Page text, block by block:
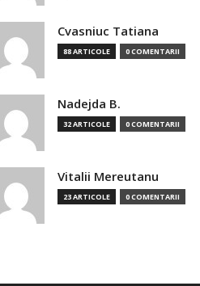
Cvasniuc Tatiana
88 ARTICOLE 0 COMENTARII
Nadejda B.
32 ARTICOLE 0 COMENTARII
Vitalii Mereutanu
23 ARTICOLE 0 COMENTARII